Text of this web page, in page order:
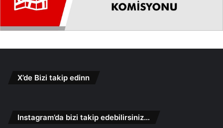
X’de Bizi takip edinn
Instagram’da bizi takip edebilirsiniz…